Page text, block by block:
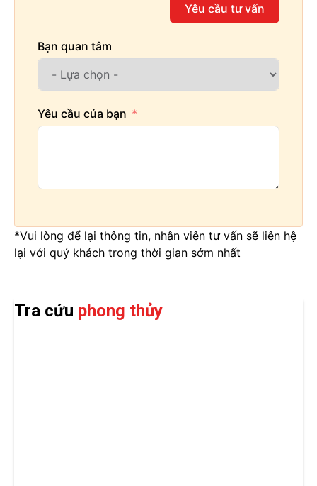
Yêu cầu tư vấn
Bạn quan tâm
Yêu cầu của bạn
*Vui lòng để lại thông tin, nhân viên tư vấn sẽ liên hệ
lại với quý khách trong thời gian sớm nhất
Tra cứu phong thủy